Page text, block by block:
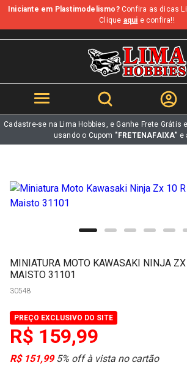
b
Iniciante em Plastimodelismo?Confira as dicas
Clique aqui e confira!!
Cadastre-se na Lima Hobbies, e Ganhe Frete Grátis
usando o Cupom "FRETENAFAIXA" e
MINIATURA MOTO KAWASAKI NINJA
MAISTO 31101
30548
PREÇO EXCLUSIVO DO SITE
R$ 159,99
R$ 151,995% off à vista no cartão